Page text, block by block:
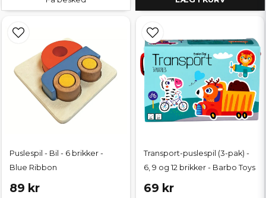
Puslespil - Bil - 6 brikker -
Blue Ribbon
89 kr
Transport-puslespil (3-pak) -
6, 9 og 12 brikker - Barbo Toys
69 kr